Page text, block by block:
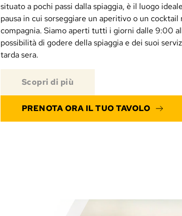
situato a pochi passi dalla spiaggia, è il luogo
pausa in cui sorseggiare un aperitivo o un
compagnia. Siamo aperti tutti i giorni dalle 9:00
possibilità di godere della spiaggia e dei suoi
tarda sera.
Scopri di più
PRENOTA ORA IL TUO TAVOLO